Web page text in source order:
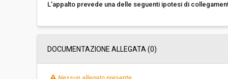
L’appalto prevede una delle seguenti ipotesi di
DOCUMENTAZIONE ALLEGATA (0)